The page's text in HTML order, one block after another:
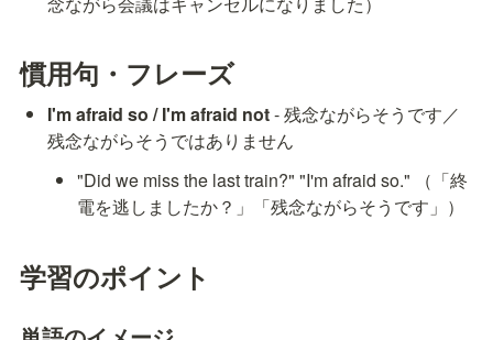
慣用句・フレーズ
I'm afraid so / I'm afraid not - 残念ながらそうです／
残念ながらそうではありません
"Did we miss the last train?" "I'm afraid so." （「終
電を逃しましたか？」「残念ながらそうです」）
学習のポイント